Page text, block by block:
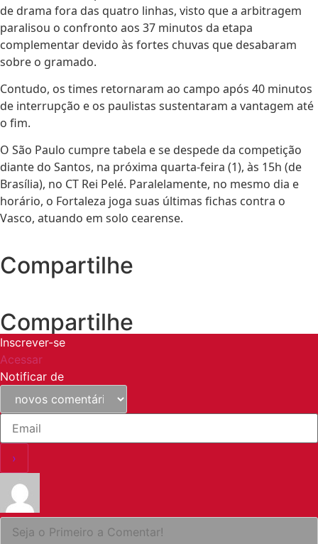
de drama fora das quatro linhas, visto que a arbitragem
paralisou o confronto aos 37 minutos da etapa
complementar devido às fortes chuvas que desabaram
sobre o gramado.
Contudo, os times retornaram ao campo após 40 minutos
de interrupção e os paulistas sustentaram a vantagem até
o fim.
O São Paulo cumpre tabela e se despede da competição
diante do Santos, na próxima quarta-feira (1), às 15h (de
Brasília), no CT Rei Pelé. Paralelamente, no mesmo dia e
horário, o Fortaleza joga suas últimas fichas contra o
Vasco, atuando em solo cearense.
Compartilhe
Compartilhe
Inscrever-se
Acessar
Notificar de